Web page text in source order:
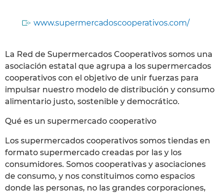
www.supermercadoscooperativos.com/
La Red de Supermercados Cooperativos somos una
asociación estatal que agrupa a los supermercados
cooperativos con el objetivo de unir fuerzas para
impulsar nuestro modelo de distribución y consumo
alimentario justo, sostenible y democrático.
Qué es un supermercado cooperativo
Los supermercados cooperativos somos tiendas en
formato supermercado creadas por las y los
consumidores. Somos cooperativas y asociaciones
de consumo, y nos constituimos como espacios
donde las personas, no las grandes corporaciones,